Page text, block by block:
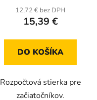
produktu
je
z
12,72 € bez DPH
15,39 €
DO KOŠÍKA
Rozpočtová stierka pre
začiatočníkov.